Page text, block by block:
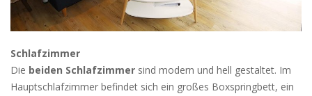
Schlafzimmer
Die beiden Schlafzimmer sind modern und hell gestaltet. Im
Hauptschlafzimmer befindet sich ein großes Boxspringbett, ein